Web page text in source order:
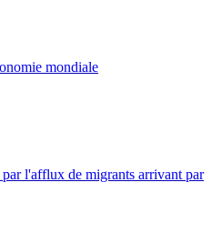
mondiale
par l'afflux de migrants arrivant par